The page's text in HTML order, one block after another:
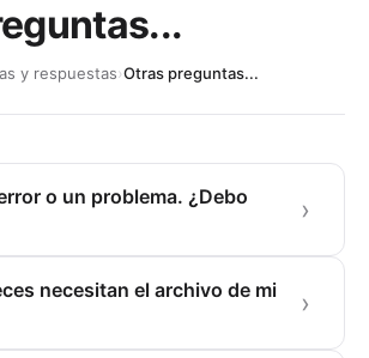
y respuestas›Otras preguntas...
o un problema. ¿Debo
necesitan el archivo de mi